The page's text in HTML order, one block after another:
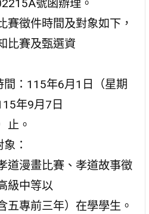
號函辦理。
賽徵件時間及對象如下，
比賽及甄選資
間：115年6月1日（星期
年9月7日
止。
：
道漫畫比賽、孝道故事徵
級中等以
五專前三年）在學學生。